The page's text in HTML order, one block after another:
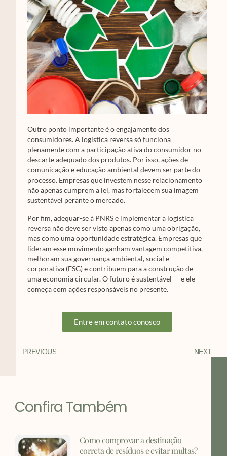
Outro ponto importante é o engajamento dos
consumidores. A logística reversa só funciona
plenamente com a participação ativa do consumidor no
descarte adequado dos produtos. Por isso, ações de
comunicação e educação ambiental devem ser parte do
processo. Empresas que investem nesse relacionamento
não apenas cumprem a lei, mas fortalecem sua imagem
sustentável perante o mercado.
Por fim, adequar-se à PNRS e implementar a logística
reversa não deve ser visto apenas como uma obrigação,
mas como uma oportunidade estratégica. Empresas que
lideram esse movimento ganham vantagem competitiva,
melhoram sua governança ambiental, social e
corporativa (ESG) e contribuem para a construção de
uma economia circular. O futuro é sustentável — e ele
começa com ações responsáveis no presente.
Entre em contato conosco
PREVIOUS NEXT
Confira Também
Como comprovar a destinação
correta de resíduos e evitar multas?